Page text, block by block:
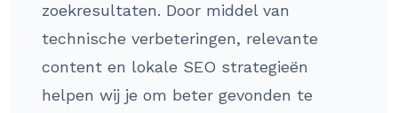
zoekresultaten. Door middel van
technische verbeteringen, relevante
content en lokale SEO strategieën
helpen wij je om beter gevonden te